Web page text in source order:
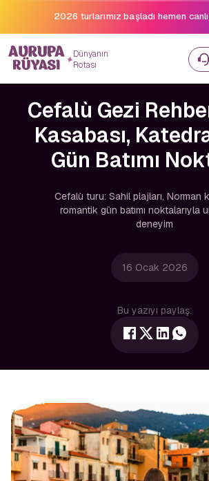
2026 turlarımız başladı hemen
Dünyanın
Rotası
Cefalù Gezi
Kasabası,
Gün Batımı
Cefalù turu: Sahil plajları, Norman
romantik gün batımı noktalarıyla
deneyim
16 Ocak 2026
Bu yazıyı paylaş: